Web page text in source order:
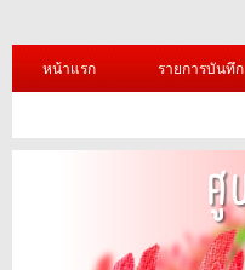
หน้าแรก รายการบันทึก